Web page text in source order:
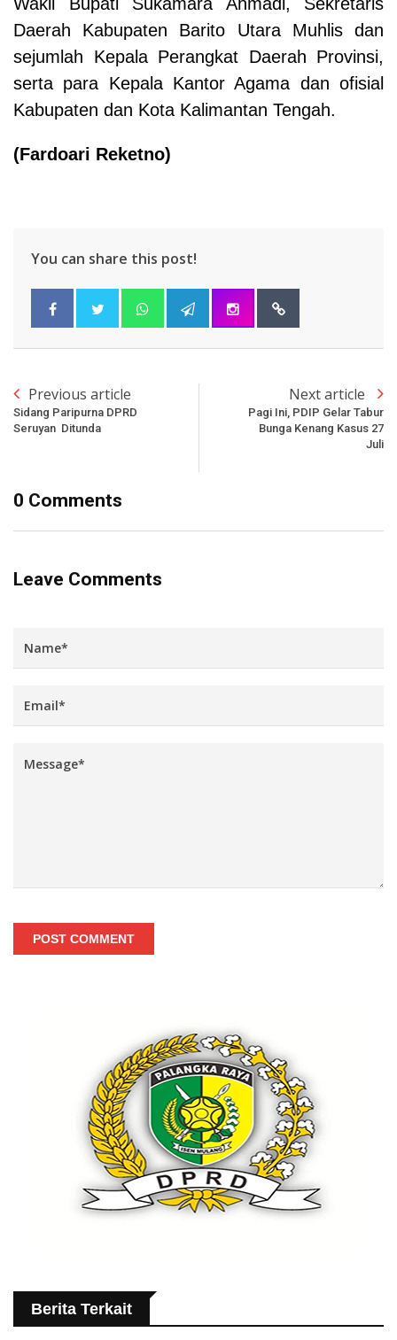
Daerah Kabupaten Barito Utara Muhlis dan
sejumlah Kepala Perangkat Daerah Provinsi,
serta para Kepala Kantor Agama dan ofisial
Kabupaten dan Kota Kalimantan Tengah.
(Fardoari Reketno)
You can share this post!
Previous article
Sidang Paripurna DPRD
Seruyan Ditunda
Next article
Pagi Ini, PDIP Gelar Tabur
Bunga Kenang Kasus 27
Juli
0 Comments
Leave Comments
POST COMMENT
Berita Terkait